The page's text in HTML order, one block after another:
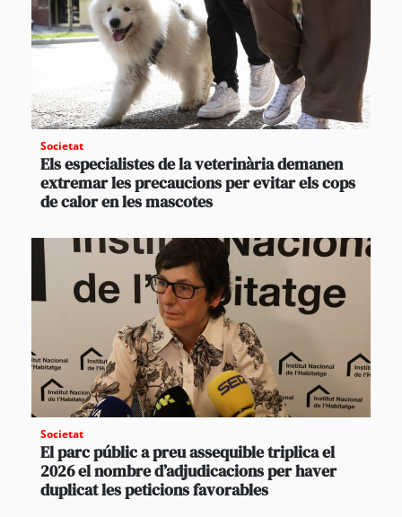
Societat
Els especialistes de la veterinària demanen
extremar les precaucions per evitar els cops
de calor en les mascotes
Societat
El parc públic a preu assequible triplica el
2026 el nombre d’adjudicacions per haver
duplicat les peticions favorables